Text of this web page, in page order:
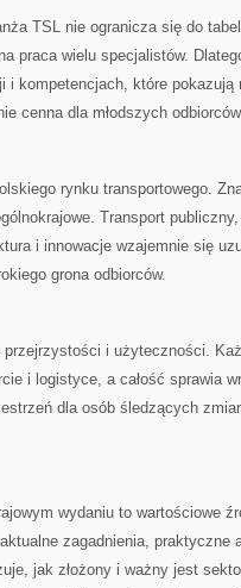
TSL nie ogranicza się do
praca wielu specjalistów.
i kompetencjach, które pokazują
cenna dla młodszych
rynku transportowego.
Transport
i innowacje wzajemnie się
grona odbiorców.
i użyteczności.
i logistyce, a całość sprawia
dla osób śledzących
wydaniu to wartościowe
zagadnienia, praktyczne
jak złożony i ważny jest